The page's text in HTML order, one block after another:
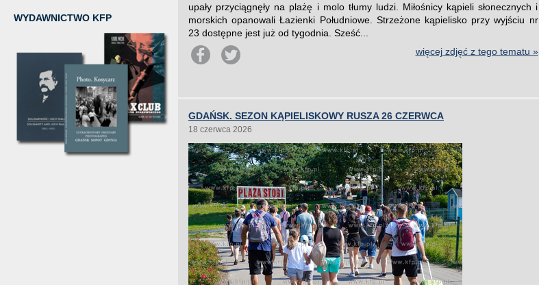
WYDAWNICTWO KFP
upały przyciągnęły na plażę i molo tłumy ludzi. Miłośnicy kąpieli słonecznych i
morskich opanowali Łazienki Południowe. Strzeżone kąpielisko przy wyjściu nr
23 dostępne jest już od tygodnia. Sześć...
więcej zdjęć z tego tematu »
GDAŃSK. SEZON KĄPIELISKOWY RUSZA 26 CZERWCA
18 czerwca 2026